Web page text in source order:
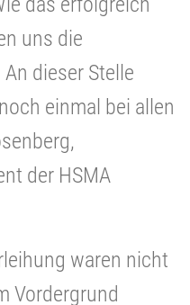
uns die
dieser Stelle
einmal bei allen
der HSMA
waren nicht
Vordergrund